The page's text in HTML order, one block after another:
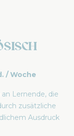
/ Woche
Lernende, die
zusätzliche
Ausdruck